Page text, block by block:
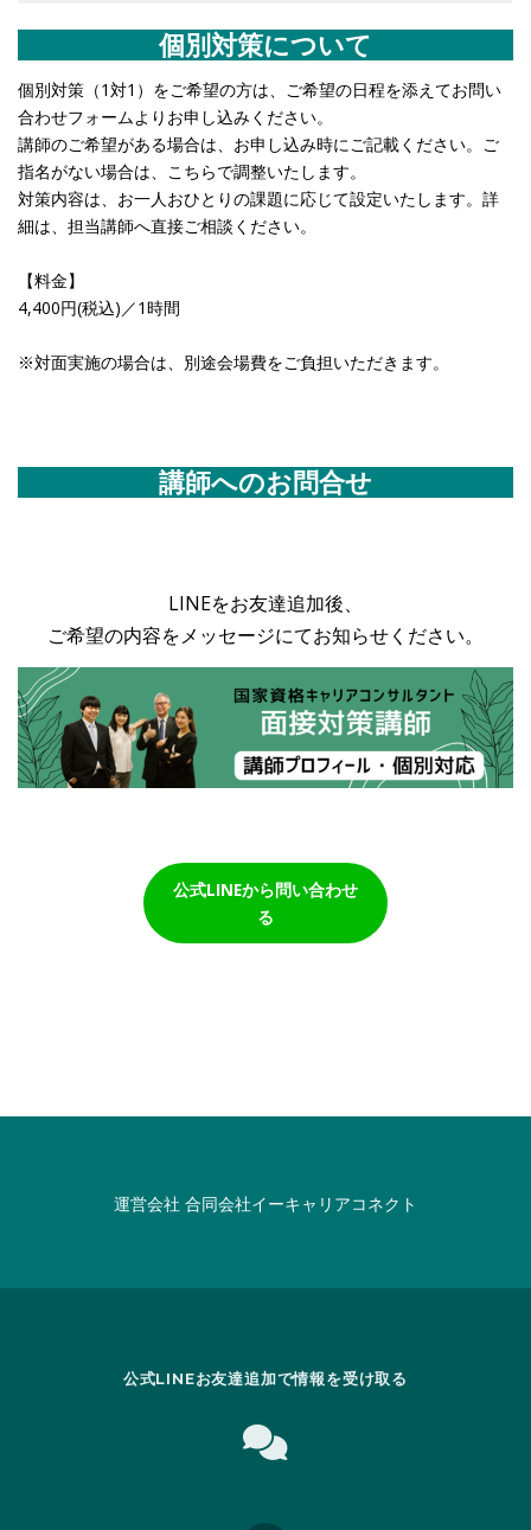
個別対策について
個別対策（1対1）をご希望の方は、ご希望の日程を添えてお問い
合わせフォームよりお申し込みください。
講師のご希望がある場合は、お申し込み時にご記載ください。ご
指名がない場合は、こちらで調整いたします。
対策内容は、お一人おひとりの課題に応じて設定いたします。詳
細は、担当講師へ直接ご相談ください。
【料金】
4,400円(税込)／1時間
※対面実施の場合は、別途会場費をご負担いただきます。
講師へのお問合せ
LINEをお友達追加後、
ご希望の内容をメッセージにてお知らせください。
公式LINEから問い合わせ
る
運営会社 合同会社イーキャリアコネクト
公式LINEお友達追加で情報を受け取る